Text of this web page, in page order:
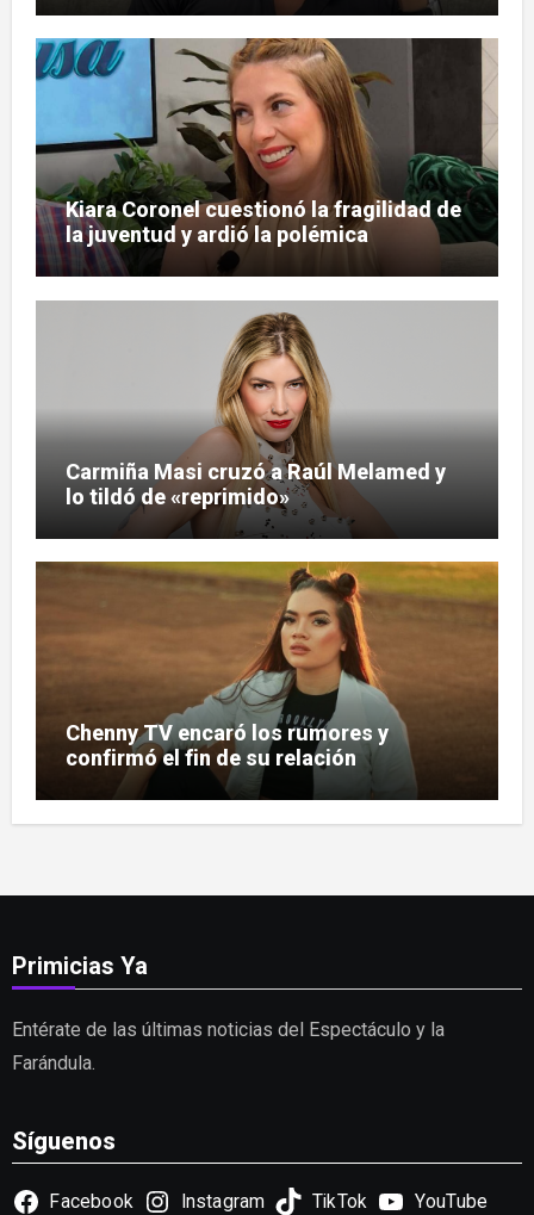
Kiara Coronel cuestionó la fragilidad de
la juventud y ardió la polémica
Carmiña Masi cruzó a Raúl Melamed y
lo tildó de «reprimido»
Chenny TV encaró los rumores y
confirmó el fin de su relación
Primicias Ya
Entérate de las últimas noticias del Espectáculo y la
Farándula.
Síguenos
Facebook Instagram TikTok
YouTube